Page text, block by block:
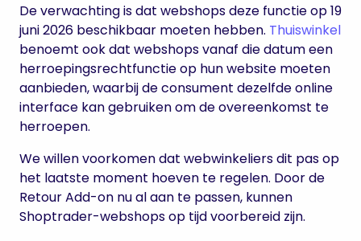
De verwachting is dat webshops deze functie op 19
juni 2026 beschikbaar moeten hebben. Thuiswinkel
benoemt ook dat webshops vanaf die datum een
herroepingsrechtfunctie op hun website moeten
aanbieden, waarbij de consument dezelfde online
interface kan gebruiken om de overeenkomst te
herroepen.
We willen voorkomen dat webwinkeliers dit pas op
het laatste moment hoeven te regelen. Door de
Retour Add-on nu al aan te passen, kunnen
Shoptrader-webshops op tijd voorbereid zijn.